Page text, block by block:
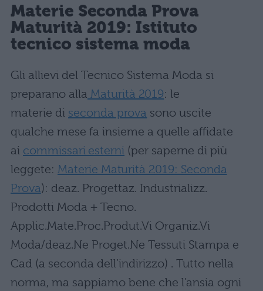
Materie Seconda Prova
Maturità 2019: Istituto
tecnico sistema moda
Gli allievi del Tecnico Sistema Moda si
preparano alla Maturità 2019: le
materie di seconda prova sono uscite
qualche mese fa insieme a quelle affidate
ai commissari esterni (per saperne di più
leggete: Materie Maturità 2019: Seconda
Prova): deaz. Progettaz. Industrializz.
Prodotti Moda + Tecno.
Applic.Mate.Proc.Produt.Vi Organiz.Vi
Moda/deaz.Ne Proget.Ne Tessuti Stampa e
Cad (a seconda dell’indirizzo) . Tutto nella
norma, ma sappiamo bene che l’ansia ogni